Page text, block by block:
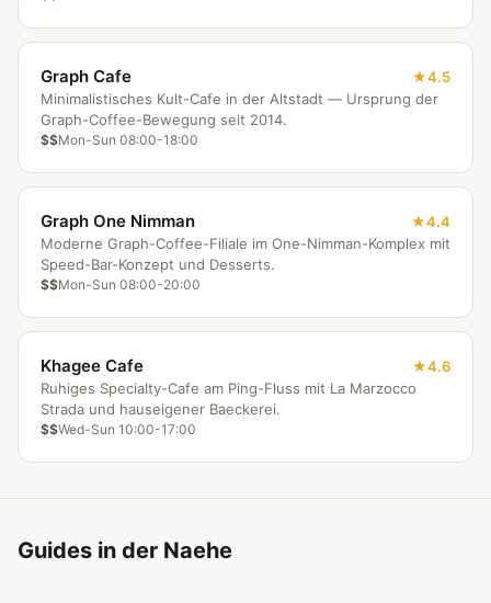
Graph Cafe
4.5
Minimalistisches Kult-Cafe in der Altstadt — Ursprung der
Graph-Coffee-Bewegung seit 2014.
$$Mon-Sun 08:00-18:00
Graph One Nimman
4.4
Moderne Graph-Coffee-Filiale im One-Nimman-Komplex mit
Speed-Bar-Konzept und Desserts.
$$Mon-Sun 08:00-20:00
Khagee Cafe
4.6
Ruhiges Specialty-Cafe am Ping-Fluss mit La Marzocco
Strada und hauseigener Baeckerei.
$$Wed-Sun 10:00-17:00
Guides in der Naehe